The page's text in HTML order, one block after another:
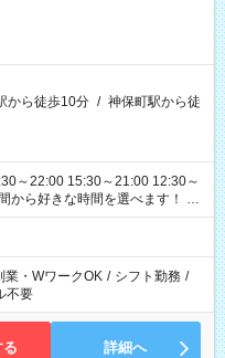
から徒歩10分 / 神保町駅から徒
～22:00 15:30～21:00 12:30～
ます
業・WワークOK / シフト勤務 /
不要
る 詳細へ